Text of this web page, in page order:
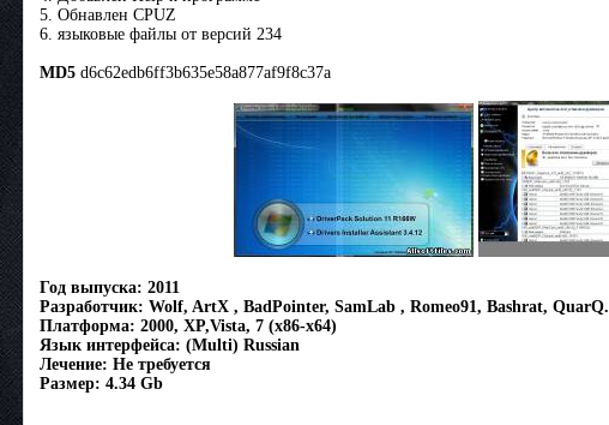
5. Обнавлен CPUZ
6. языковые файлы от версий 234
MD5 d6c62edb6ff3b635e58a877af9f8c37a
Год выпуска: 2011
Разработчик: Wolf, ArtX , BadPointer, SamLab , Romeo91, Bashrat, QuarQ.
Платформа: 2000, XP,Vista, 7 (x86-x64)
Язык интерфейса: (Multi) Russian
Лечение: Не требуется
Размер: 4.34 Gb